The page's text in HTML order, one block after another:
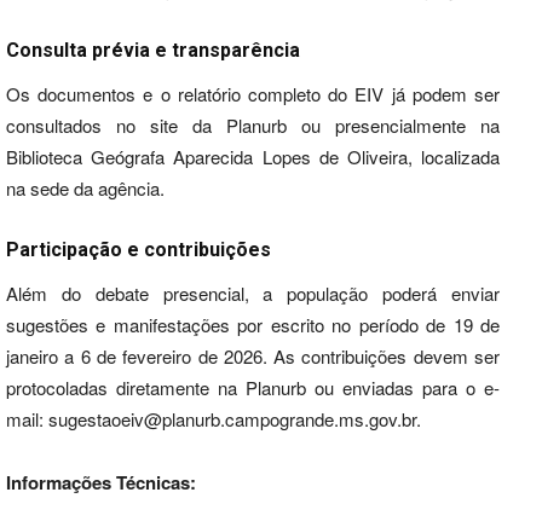
Consulta prévia e transparência
Os documentos e o relatório completo do EIV já podem ser
consultados no site da Planurb ou presencialmente na
Biblioteca Geógrafa Aparecida Lopes de Oliveira, localizada
na sede da agência.
Participação e contribuições
Além do debate presencial, a população poderá enviar
sugestões e manifestações por escrito no período de 19 de
janeiro a 6 de fevereiro de 2026. As contribuições devem ser
protocoladas diretamente na Planurb ou enviadas para o e-
mail: sugestaoeiv@planurb.campogrande.ms.gov.br.
Informações Técnicas: